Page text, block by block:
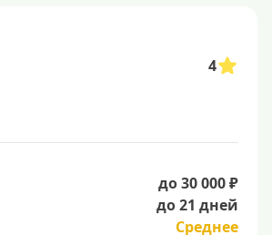
4
до 30 000 ₽
до 21 дней
Среднее